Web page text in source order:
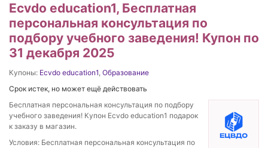
Ecvdo education1, Бесплатная
персональная консультация по
подбору учебного заведения! Купон по
31 декабря 2025
Купоны: Ecvdo education1, Образование
Срок истек, но может ещё действовать
Бесплатная персональная консультация по подбору
учебного заведения! Купон Ecvdo education1 подарок
к заказу в магазин.
Условия: Бесплатная персональная консультация по